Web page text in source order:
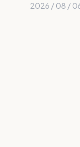
2026 / 08 /